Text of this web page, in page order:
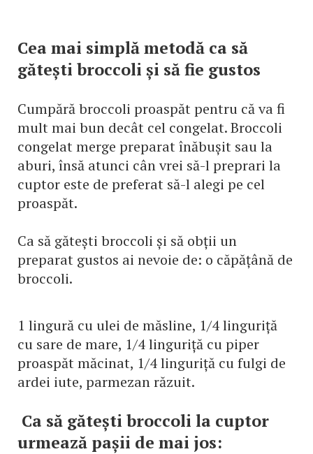
Cea mai simplă metodă ca să
gătești broccoli și să fie gustos
Cumpără broccoli proaspăt pentru că va fi
mult mai bun decât cel congelat. Broccoli
congelat merge preparat înăbușit sau la
aburi, însă atunci cân vrei să-l preprari la
cuptor este de preferat să-l alegi pe cel
proaspăt.
Ca să gătești broccoli și să obții un
preparat gustos ai nevoie de: o căpățână de
broccoli.
1 lingură cu ulei de măsline, 1/4 linguriță
cu sare de mare, 1/4 linguriță cu piper
proaspăt măcinat, 1/4 linguriță cu fulgi de
ardei iute, parmezan răzuit.
Ca să gătești broccoli la cuptor
urmează pașii de mai jos: